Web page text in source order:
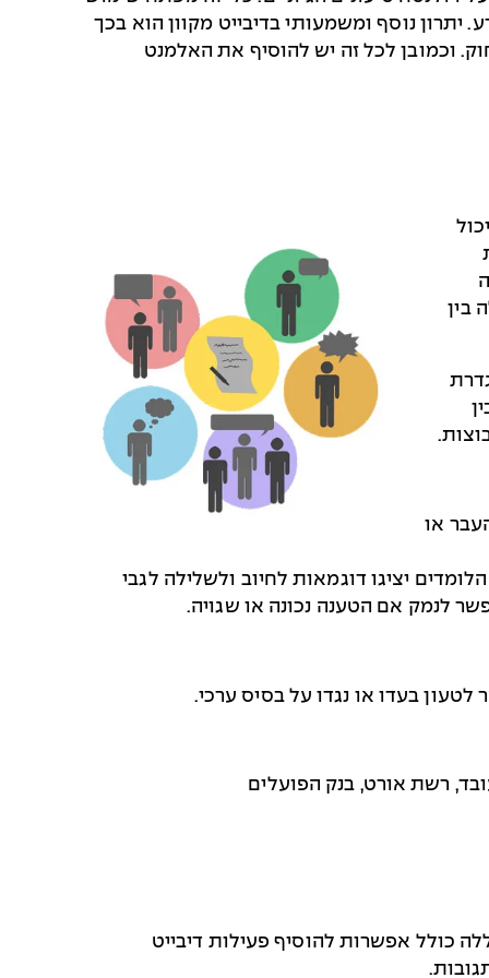
יתרון נוסף ומשמעותי בדיבייט מקוון הוא בכך
וכמובן לכל זה יש להוסיף את האלמנט
בין
או
הלומדים יציגו דוגמאות לחיוב ולשלילה לגבי
לנמק אם הטענה נכונה או שגויה.
לטעון בעדו או נגדו על בסיס ערכי.
רשת אורט, בנק הפועלים
כולל אפשרות להוסיף פעילות דיבייט